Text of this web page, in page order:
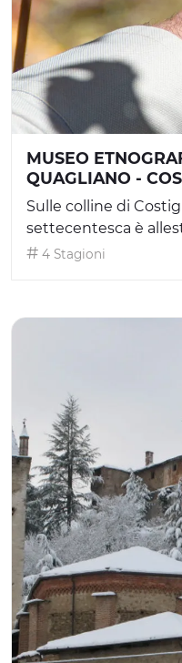
MUSEO
QUAGLIANO -
Sulle colline di
settecentesca è
4 Stagioni